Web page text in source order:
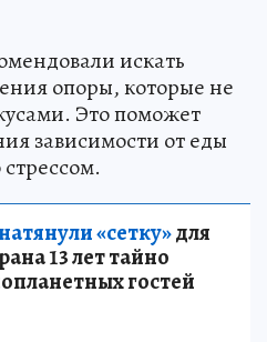
искать
опоры, которые не
Это поможет
зависимости от еды
«сетку»для
13 лет тайно
гостей